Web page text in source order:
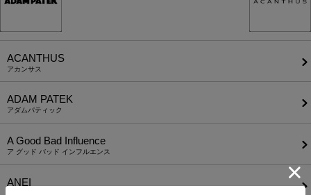
ACANTHUS
アカンサス
ADAM PATEK
アダムパティック
A Good Bad Influence
ア グッド バッド インフルエンス
ANEI